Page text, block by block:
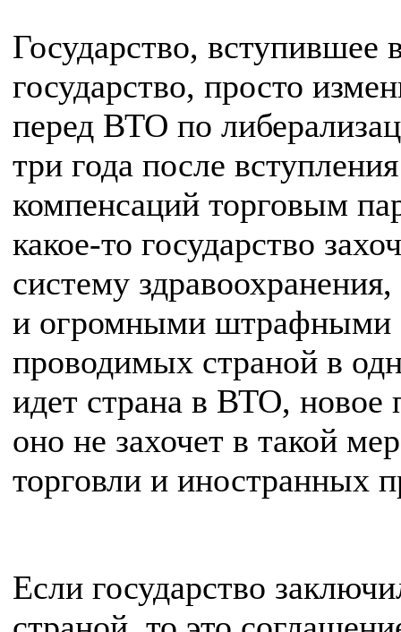
Государство,
государство, просто
перед ВТО по
три года после
компенсаций торговым
какое-то государство
систему
и огромными штрафными
проводимых страной в
идет страна в ВТО, новое
оно не захочет в такой
торговли и иностранных
Если государство